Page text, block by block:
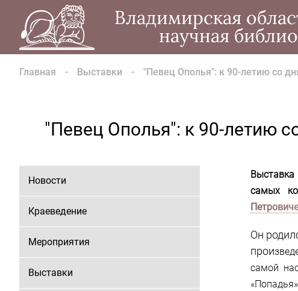
Владимирская
научная
Главная Выставки "Певец Ополья": к 90-летию со
"Певец Ополья": к 90-летию
Новости
Краеведение
Мероприятия
Выставки
Выставка
самых
Он
прои
самой